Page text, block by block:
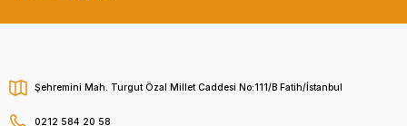
Şehremini Mah. Turgut Özal Millet Caddesi No:111/B Fatih/İstanbul
0212 584 20 58